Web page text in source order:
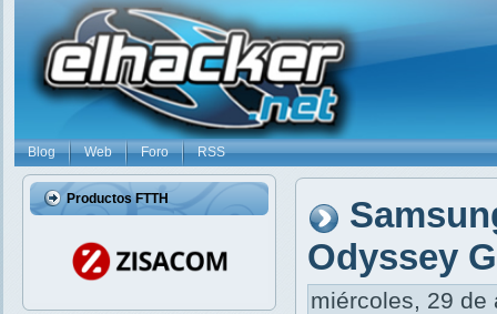
Blog Web Foro RSS
Productos FTTH
Odyssey
miércoles, 29 de